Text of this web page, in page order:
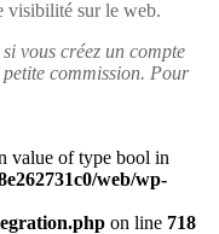
visibilité sur le web.
vous créez un compte
commission. Pour
value of type bool in
web/wp-
on line 718